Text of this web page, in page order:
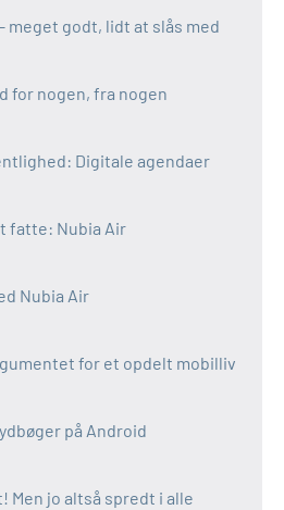
meget godt, lidt at slås med
for nogen, fra nogen
Digitale agendaer
fatte: Nubia Air
Nubia Air
for et opdelt mobilliv
på Android
Men jo altså spredt i alle